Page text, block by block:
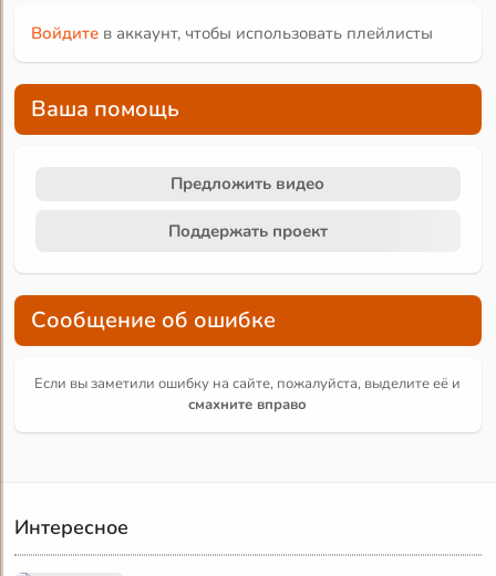
Войдите в аккаунт, чтобы использовать плейлисты
Ваша помощь
Предложить видео
Поддержать проект
Сообщение об ошибке
Если вы заметили ошибку на сайте, пожалуйста, выделите её и
смахните вправо
Интересное